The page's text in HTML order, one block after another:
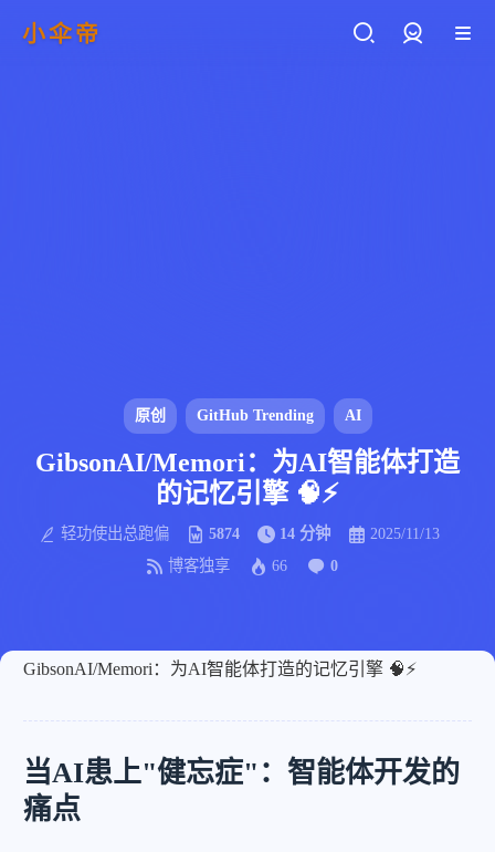
小伞帝
原创 GitHub Trending AI
GibsonAI/Memori：为AI智能体打造
的记忆引擎 🧠⚡
轻功使出总跑偏 5874 14 分钟
2025/11/13
博客独享
66 0
GibsonAI/Memori：为AI智能体打造的记忆引擎 🧠⚡
当AI患上"健忘症"：智能体开发的
痛点